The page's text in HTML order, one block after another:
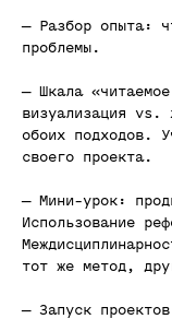
— Разбор опыта:
проблемы.
— Шкала
визуализация vs.
обоих подходов.
своего проекта.
— Мини-урок:
Использование
тот же метод,
— Запуск